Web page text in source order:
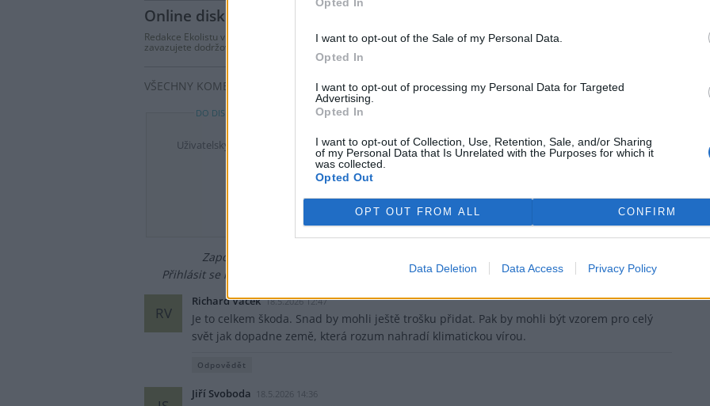
I want to opt-out of the Sale of my Personal Data.
Opted In
I want to opt-out of processing my Personal Data for Targeted
Advertising.
Opted In
I want to opt-out of Collection, Use, Retention, Sale, and/or Sharing
of my Personal Data that Is Unrelated with the Purposes for which it
was collected.
Opted Out
OPT OUT FROM ALL CONFIRM
Data Deletion Data Access Privacy Policy
Online diskuse
Redakce Ekolistu vítá čtenářské názory, komentáře a postřehy. Tím, že zde publikujete svůj příspěvek, se ale zároveň
zavazujete dodržovat
. V případě porušení si redakce vyhrazuje právo smazat diskusní příspěvěk
VŠECHNY KOMENTÁŘE (17)
DO DISKUZE SE MŮŽETE ZAPOJIT PO PŘIHLÁŠENÍ
Uživatelský e-mail
Zapomněli jste heslo?
Přihlásit se mohou jen ti, kteří se již
zaregistrovali.
RV
Richard Vacek 18.5.2026 12:47
Je to celkem škoda. Snad by mohli ještě trošku přidat. Pak by mohli být vzorem pro celý
svět jak dopadne země, která rozum nahradí klimatickou vírou.
Odpovědět
Jiří Svoboda 18.5.2026 14:36